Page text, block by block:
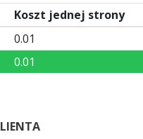
Koszt jednej strony
0.01
0.01